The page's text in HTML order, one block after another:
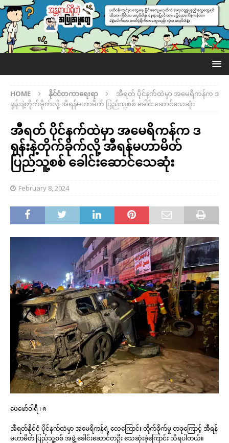
HOME နိုင်ငံတကာရေးရာ
အီရတ် ပိုင်နက်ထဲမှာ အမေရိကန်က ဒ
ရုန်းနဲ့တိုက်ခိုက်လို့ အီရန်မဟာမိတ် ပြည်သူ့စစ် ခေါင်းဆောင်သေဆုံး
အီရတ် ပိုင်နက်ထဲမှာ အမေရိကန်က ဒ
ရုန်းနဲ့တိုက်ခိုက်လို့ အီရန်မဟာမိတ်
ပြည်သူ့စစ် ခေါင်းဆောင်သေဆုံး
February 8, 2024
ဖေဖော်ဝါရီ ၊ ၈
အီရတ်နိုင်ငံ ပိုင်နက်ထဲမှာ အမေရိကန်ရဲ့ လေကြောင်း တိုက်ခိုက်မှု တခုကြောင့် အီရန်
မဟာမိတ် ပြည်သူ့စစ် အဖွဲ့ ခေါင်းဆောင်တဦး သေဆုံးခဲ့ကြောင်း သိရပါတယ်။